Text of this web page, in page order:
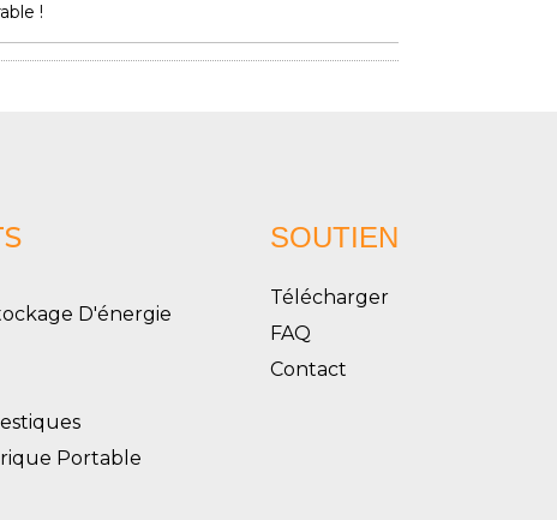
!
D'énergie
Portable
SOUTIEN
Télécharger
FAQ
Contact